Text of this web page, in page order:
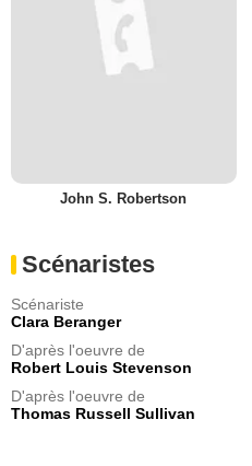
John S. Robertson
Scénaristes
Scénariste
Clara Beranger
D'après l'oeuvre de
Robert Louis Stevenson
D'après l'oeuvre de
Thomas Russell Sullivan